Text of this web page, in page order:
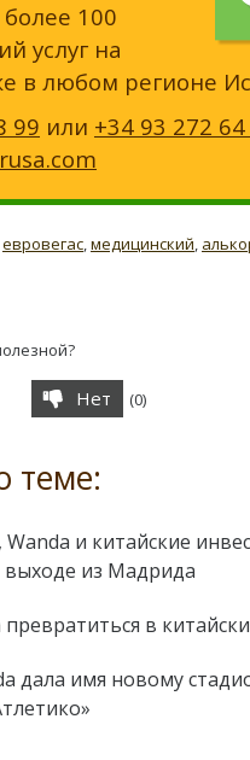
более 100
услуг на
в любом регионе
99 или +34 93 272 64
евровегас,медицинский,
Нет (0)
теме:
и китайские
из Мадрида
в
дала имя новому